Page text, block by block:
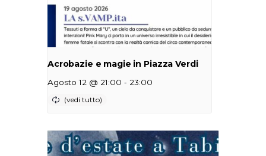
Acrobazie e magie in Piazza Verdi
Agosto 12 @ 21:00 - 23:00